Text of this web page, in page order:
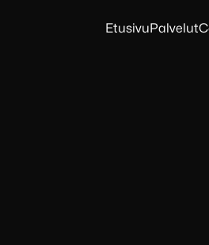
EtusivuPalvelut